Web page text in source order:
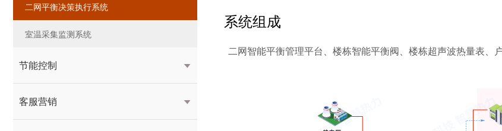
二网平衡决策执行系统
室温采集监测系统
节能控制 
客服营销 
系统组成
二网智能平衡管理平台、楼栋智能平衡阀、楼栋超声波热量表、